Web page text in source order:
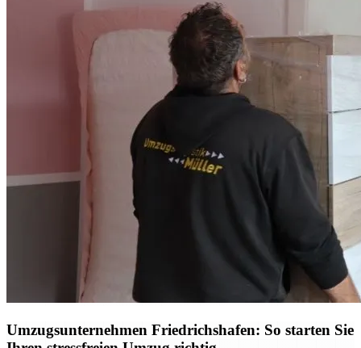
Umzugsunternehmen Friedrichshafen: So starten Sie